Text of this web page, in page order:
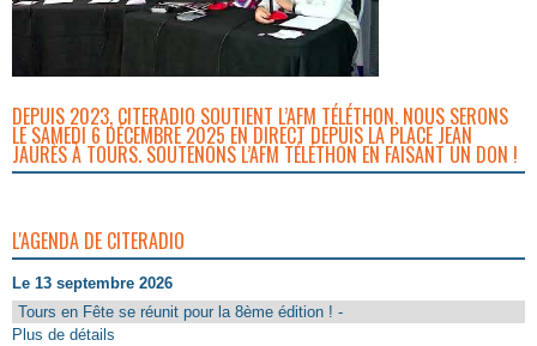
DEPUIS 2023, CITERADIO SOUTIENT L’AFM TÉLÉTHON. NOUS SERONS
LE SAMEDI 6 DÉCEMBRE 2025 EN DIRECT DEPUIS LA PLACE JEAN
JAURÈS À TOURS. SOUTENONS L’AFM TÉLÉTHON EN FAISANT UN DON !
L'AGENDA DE CITERADIO
Le 13 septembre 2026
Tours en Fête se réunit pour la 8ème édition ! -
Plus de détails